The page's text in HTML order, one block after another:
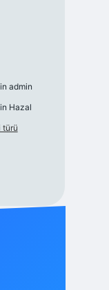
admin
Hazal
türü